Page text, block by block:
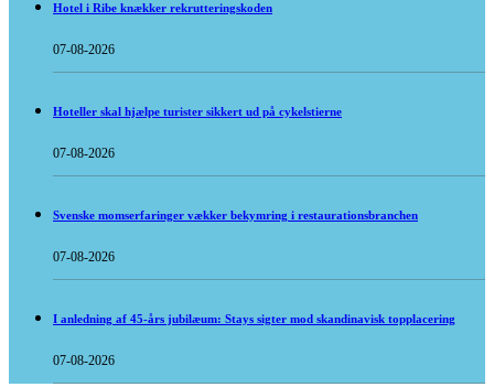
Hotel i Ribe knækker rekrutteringskoden
07-08-2026
Hoteller skal hjælpe turister sikkert ud på cykelstierne
07-08-2026
Svenske momserfaringer vækker bekymring i restaurationsbranchen
07-08-2026
I anledning af 45-års jubilæum: Stays sigter mod skandinavisk topplacering
07-08-2026